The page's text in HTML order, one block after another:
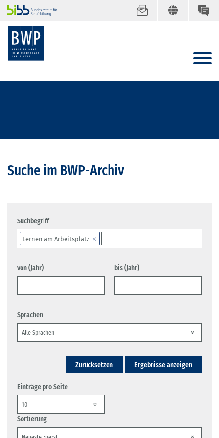
Suche im BWP-Archiv
Suchbegriff
Lernen am Arbeitsplatz
von (Jahr) bis (Jahr)
Sprachen
Zurücksetzen Ergebnisse anzeigen
Einträge pro Seite
Sortierung